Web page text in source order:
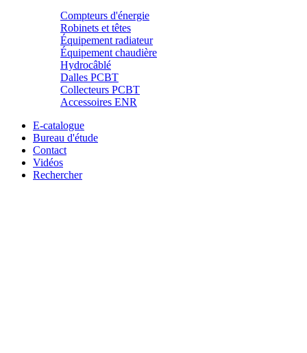
Compteurs d'énergie
Robinets et têtes
Équipement radiateur
Équipement chaudière
Hydrocâblé
Dalles PCBT
Collecteurs PCBT
Accessoires ENR
E-catalogue
Bureau d'étude
Contact
Vidéos
Rechercher